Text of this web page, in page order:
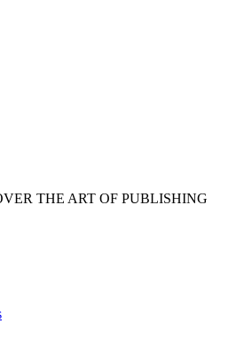
THE ART OF PUBLISHING